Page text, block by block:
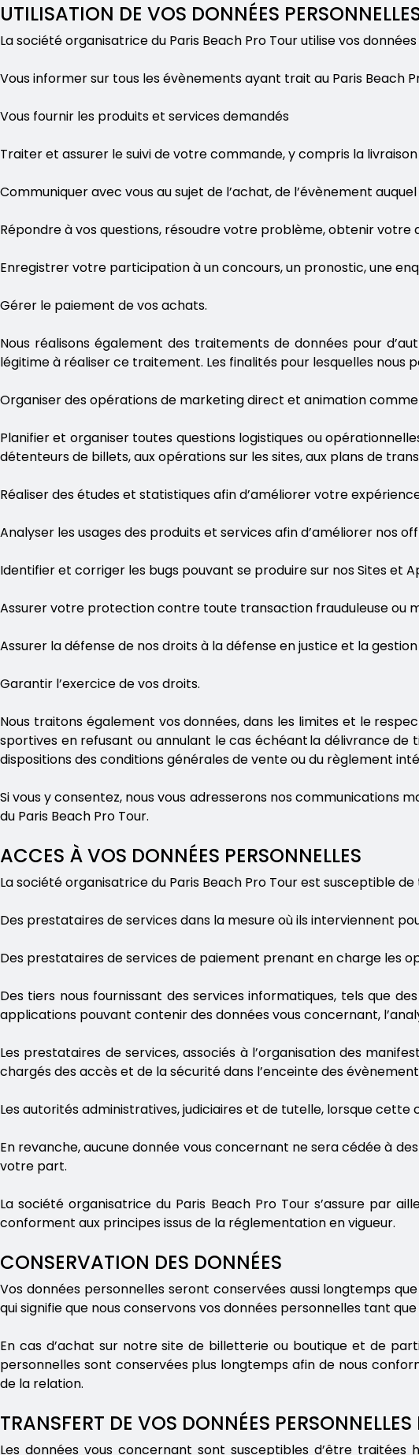
UTILISATION DE VOS DONNÉES
La société organisatrice du Paris Beach Pro Tour utilise vos
Vous informer sur tous les évènements ayant trait au Paris Beach
Vous fournir les produits et services demandés
Traiter et assurer le suivi de votre commande, y compris la
Communiquer avec vous au sujet de l’achat, de l’évènement
Répondre à vos questions, résoudre votre problème, obtenir votre
Enregistrer votre participation à un concours, un pronostic, une
Gérer le paiement de vos achats.
Nous réalisons également des traitements de données pour
légitime à réaliser ce traitement. Les finalités pour lesquelles
Organiser des opérations de marketing direct et animation
Planifier et organiser toutes questions logistiques ou
détenteurs de billets, aux opérations sur les sites, aux plans de
Réaliser des études et statistiques afin d’améliorer votre
Analyser les usages des produits et services afin d’améliorer nos
Identifier et corriger les bugs pouvant se produire sur nos Sites et
Assurer votre protection contre toute transaction frauduleuse ou
Assurer la défense de nos droits à la défense en justice et la
Garantir l’exercice de vos droits.
Nous traitons également vos données, dans les limites et le
sportives en refusant ou annulant le cas échéant la délivrance
dispositions des conditions générales de vente ou du règlement
Si vous y consentez, nous vous adresserons nos communications
du Paris Beach Pro Tour.
ACCES À VOS DONNÉES PERSONNELLES
La société organisatrice du Paris Beach Pro Tour est susceptible
Des prestataires de services dans la mesure où ils interviennent
Des prestataires de services de paiement prenant en charge les
Des tiers nous fournissant des services informatiques, tels que
applications pouvant contenir des données vous concernant,
Les prestataires de services, associés à l’organisation des
chargés des accès et de la sécurité dans l’enceinte des
Les autorités administratives, judiciaires et de tutelle, lorsque cette
En revanche, aucune donnée vous concernant ne sera cédée à
votre part.
La société organisatrice du Paris Beach Pro Tour s’assure par
conforment aux principes issus de la réglementation en vigueur.
CONSERVATION DES DONNÉES
Vos données personnelles seront conservées aussi longtemps
qui signifie que nous conservons vos données personnelles tant
En cas d’achat sur notre site de billetterie ou boutique et de
personnelles sont conservées plus longtemps afin de nous
de la relation.
TRANSFERT DE VOS DONNÉES PERSONNELLES
Les données vous concernant sont susceptibles d’être traitées